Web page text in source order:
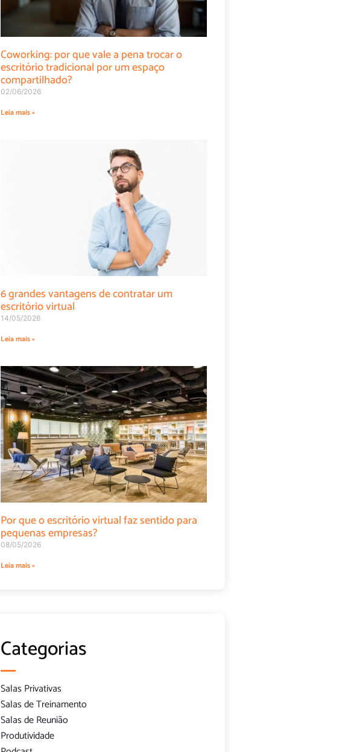
Coworking: por que vale a pena trocar o
escritório tradicional por um espaço
compartilhado?
02/06/2026
Leia mais »
6 grandes vantagens de contratar um
escritório virtual
14/05/2026
Leia mais »
Por que o escritório virtual faz sentido para
pequenas empresas?
08/05/2026
Leia mais »
Categorias
Salas Privativas
Salas de Treinamento
Salas de Reunião
Produtividade